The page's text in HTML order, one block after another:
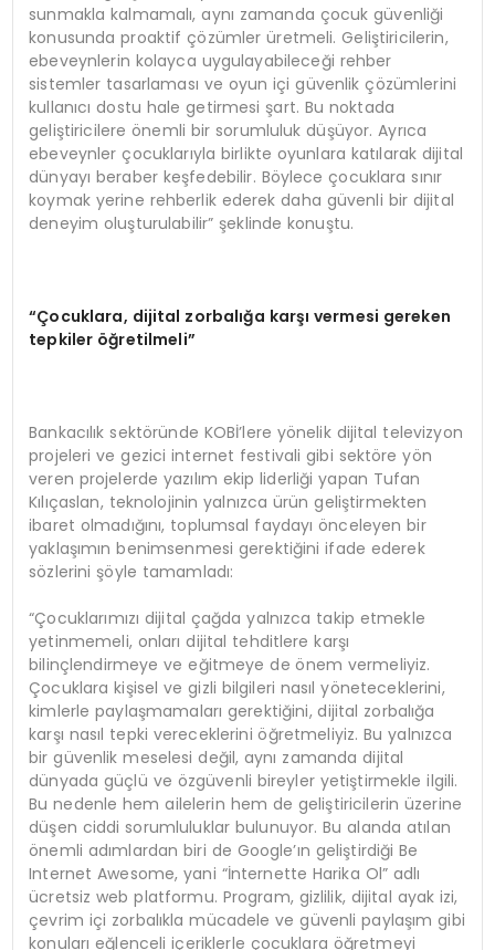
sunmakla kalmamalı, aynı zamanda çocuk güvenliği
konusunda proaktif çözümler üretmeli. Geliştiricilerin,
ebeveynlerin kolayca uygulayabileceği rehber
sistemler tasarlaması ve oyun içi güvenlik çözümlerini
kullanıcı dostu hale getirmesi şart. Bu noktada
geliştiricilere önemli bir sorumluluk düşüyor. Ayrıca
ebeveynler çocuklarıyla birlikte oyunlara katılarak dijital
dünyayı beraber keşfedebilir. Böylece çocuklara sınır
koymak yerine rehberlik ederek daha güvenli bir dijital
deneyim oluşturulabilir” şeklinde konuştu.
“Çocuklara, dijital zorbalığa karşı vermesi gereken
tepkiler öğretilmeli”
Bankacılık sektöründe KOBİ’lere yönelik dijital televizyon
projeleri ve gezici internet festivali gibi sektöre yön
veren projelerde yazılım ekip liderliği yapan Tufan
Kılıçaslan, teknolojinin yalnızca ürün geliştirmekten
ibaret olmadığını, toplumsal faydayı önceleyen bir
yaklaşımın benimsenmesi gerektiğini ifade ederek
sözlerini şöyle tamamladı:
“Çocuklarımızı dijital çağda yalnızca takip etmekle
yetinmemeli, onları dijital tehditlere karşı
bilinçlendirmeye ve eğitmeye de önem vermeliyiz.
Çocuklara kişisel ve gizli bilgileri nasıl yöneteceklerini,
kimlerle paylaşmamaları gerektiğini, dijital zorbalığa
karşı nasıl tepki vereceklerini öğretmeliyiz. Bu yalnızca
bir güvenlik meselesi değil, aynı zamanda dijital
dünyada güçlü ve özgüvenli bireyler yetiştirmekle ilgili.
Bu nedenle hem ailelerin hem de geliştiricilerin üzerine
düşen ciddi sorumluluklar bulunuyor. Bu alanda atılan
önemli adımlardan biri de Google’ın geliştirdiği Be
Internet Awesome, yani “İnternette Harika Ol” adlı
ücretsiz web platformu. Program, gizlilik, dijital ayak izi,
çevrim içi zorbalıkla mücadele ve güvenli paylaşım gibi
konuları eğlenceli içeriklerle çocuklara öğretmeyi